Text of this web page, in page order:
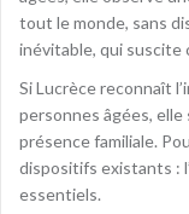
tout le monde, sans
inévitable, qui suscite
Si Lucrèce reconnaît
personnes âgées,
présence familiale.
dispositifs existants :
essentiels.